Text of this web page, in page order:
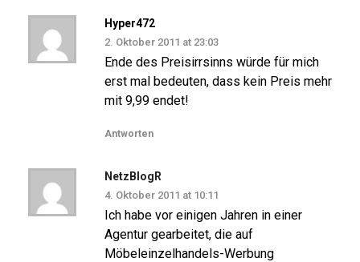
Hyper472
2. Oktober 2011 at 23:03
Ende des Preisirrsinns würde für mich
erst mal bedeuten, dass kein Preis mehr
mit 9,99 endet!
Antworten
NetzBlogR
4. Oktober 2011 at 10:11
Ich habe vor einigen Jahren in einer
Agentur gearbeitet, die auf
Möbeleinzelhandels-Werbung